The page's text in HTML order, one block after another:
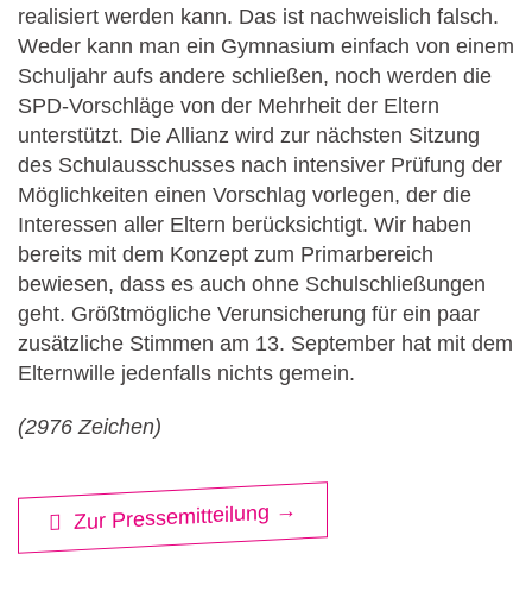
realisiert werden kann. Das ist nachweislich falsch.
Weder kann man ein Gymnasium einfach von einem
Schuljahr aufs andere schließen, noch werden die
SPD-Vorschläge von der Mehrheit der Eltern
unterstützt. Die Allianz wird zur nächsten Sitzung
des Schulausschusses nach intensiver Prüfung der
Möglichkeiten einen Vorschlag vorlegen, der die
Interessen aller Eltern berücksichtigt. Wir haben
bereits mit dem Konzept zum Primarbereich
bewiesen, dass es auch ohne Schulschließungen
geht. Größtmögliche Verunsicherung für ein paar
zusätzliche Stimmen am 13. September hat mit dem
Elternwille jedenfalls nichts gemein.
(2976 Zeichen)
Zur Pressemitteilung →